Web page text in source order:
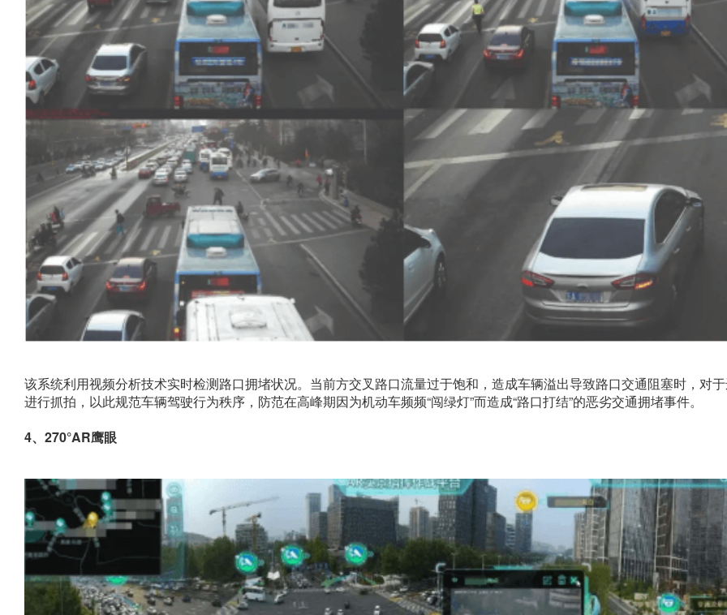
该系统利用视频分析技术实时检测路口拥堵状况。当前方交叉路口流量过于饱和，造成车辆溢出导致路口交通阻塞时，对
进行抓拍，以此规范车辆驾驶行为秩序，防范在高峰期因为机动车频频“闯绿灯”而造成“路口打结”的恶劣交通拥堵事件。
4、270°AR鹰眼